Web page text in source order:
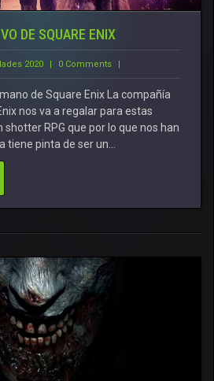
DE SQUARE ENIX
2020 | 0 Comments |
de Square Enix La compañía
nos va a regalar para estas
shotter RPG que por lo que nos han
pinta de ser un…